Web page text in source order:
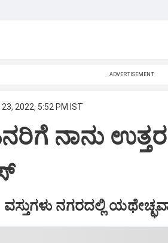
ADVERTISEMENT
23, 2022, 5:52 PM IST
ನಾನು
ವಸ್ತುಗಳು ನಗರದಲ್ಲಿ